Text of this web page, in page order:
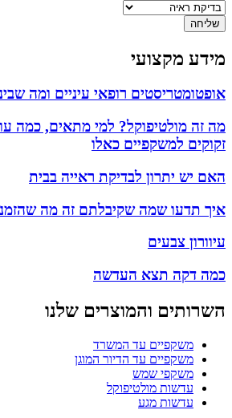
שליחה
מידע מקצועי
אופטומטריסטים רופאי עיניים ומה
מה זה מולטיפוקל? למי מתאים, כמה
זקוקים למשקפיים כאלו
האם יש יתרון לבדיקת ראייה בבית
איך תדעו שמה שקיבלתם זה מה
עיוורון צבעים
כמה דקה תצא העדשה
השרותים והמוצרים שלנו
משקפיים עד המשרד
משקפיים עד הדיור המוגן
משקפי שמש
עדשות מולטיפוקל
עדשות מגע